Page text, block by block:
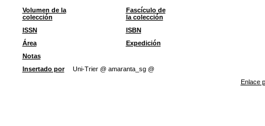
Volumen de la
colección
Fascículo de
la colección
ISSN
ISBN
Área
Expedición
Notas
Insertado por
Uni-Trier @ amaranta_sg @
Enlace